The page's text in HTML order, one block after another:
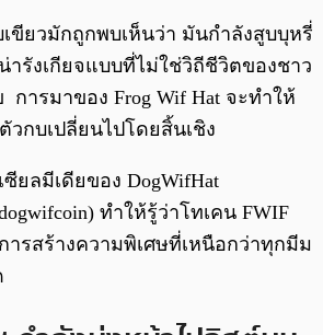
ขียวมักถูกพบเห็นว่า มันกำลังสูบบุหรี่
รังเกียจแบบที่ไม่ใช่วิถีชีวิตของชาว
การมาของ Frog Wif Hat จะทำให้
กบเปลี่ยนไปโดยสิ้นเชิง
ยลมีเดียของ DogWifHat
ทำให้รู้ว่าโทเคน FWIF
ารสร้างความพิเศษที่เหนือกว่าทุกมีม